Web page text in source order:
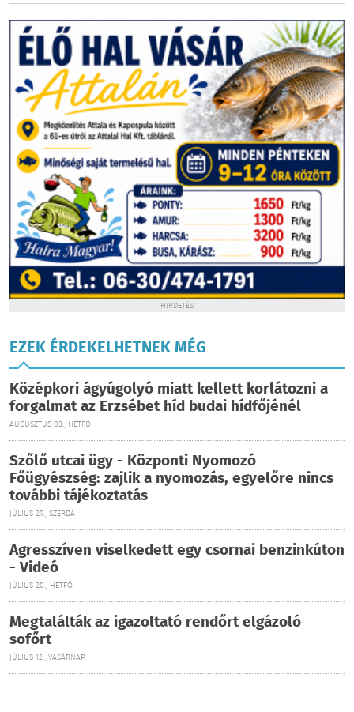
HIRDETÉS
EZEK ÉRDEKELHETNEK MÉG
Középkori ágyúgolyó miatt kellett korlátozni a
forgalmat az Erzsébet híd budai hídfőjénél
AUGUSZTUS 03., HÉTFŐ
Szőlő utcai ügy - Központi Nyomozó
Főügyészség: zajlik a nyomozás, egyelőre nincs
további tájékoztatás
JÚLIUS 29., SZERDA
Agresszíven viselkedett egy csornai benzinkúton
- Videó
JÚLIUS 20., HÉTFŐ
Megtalálták az igazoltató rendőrt elgázoló
sofőrt
JÚLIUS 12., VASÁRNAP